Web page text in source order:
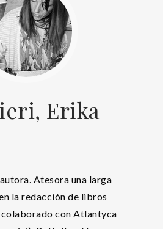
Erika
Atesora una larga
la redacción de libros
colaborado con Atlantyca